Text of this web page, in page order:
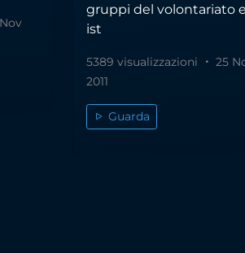
gruppi del volontariato
ist
5389 visualizzazioni
25
2011
Guarda